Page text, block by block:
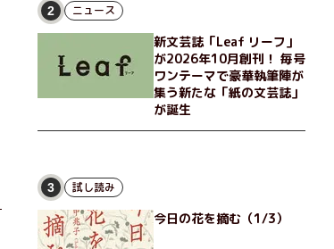
ょっとした贅沢を楽しんだり、近所のおばちゃんの
恋バナを聞いてあげたり、部屋でふたりだけの「台
湾映画祭」を催したり。50代独身、幼なじみの変
わらぬ友情とささやかな幸せの日々を描く。
2 ニュース
新文芸誌「Leaf リーフ」
が2026年10月創刊！ 毎号
ワンテーマで豪華執筆陣が
集う新たな「紙の文芸誌」
が誕生
3 試し読み
今日の花を摘む（1/3）